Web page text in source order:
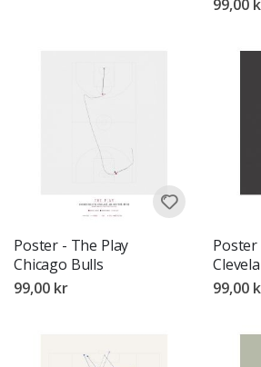
99,00
Poster - The Play
Chicago Bulls
99,00 kr
Poster
99,00